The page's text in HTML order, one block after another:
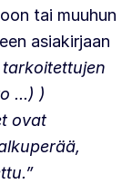
tai muuhun
asiakirjaan
...) )
ovat